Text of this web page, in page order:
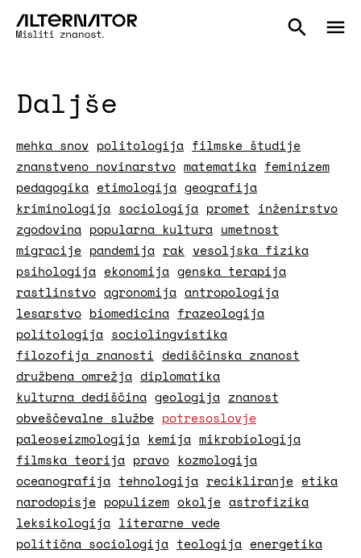
Daljše
mehka snov politologija filmske študije
znanstveno novinarstvo matematika feminizem
pedagogika etimologija geografija
kriminologija sociologija promet inženirstvo
zgodovina popularna kultura umetnost
migracije pandemija rak vesoljska fizika
psihologija ekonomija genska terapija
rastlinstvo agronomija antropologija
lesarstvo biomedicina frazeologija
politologija sociolingvistika
filozofija znanosti dediščinska znanost
družbena omrežja diplomatika
kulturna dediščina geologija znanost
obveščevalne službe potresoslovje
paleoseizmologija kemija mikrobiologija
filmska teorija pravo kozmologija
oceanografija tehnologija recikliranje etika
narodopisje populizem okolje astrofizika
leksikologija literarne vede
politična sociologija teologija energetika